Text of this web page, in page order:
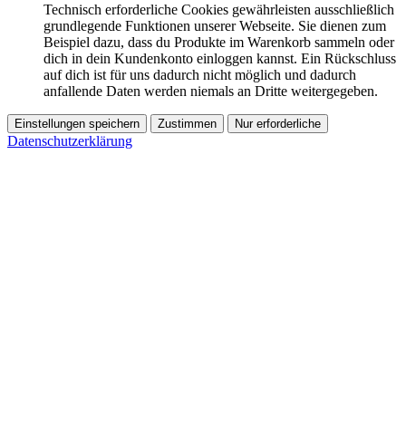
Technisch erforderliche Cookies gewährleisten ausschließlich
grundlegende Funktionen unserer Webseite. Sie dienen zum
Beispiel dazu, dass du Produkte im Warenkorb sammeln oder
dich in dein Kundenkonto einloggen kannst. Ein Rückschluss
auf dich ist für uns dadurch nicht möglich und dadurch
anfallende Daten werden niemals an Dritte weitergegeben.
Einstellungen speichern Zustimmen Nur erforderliche
Datenschutzerklärung